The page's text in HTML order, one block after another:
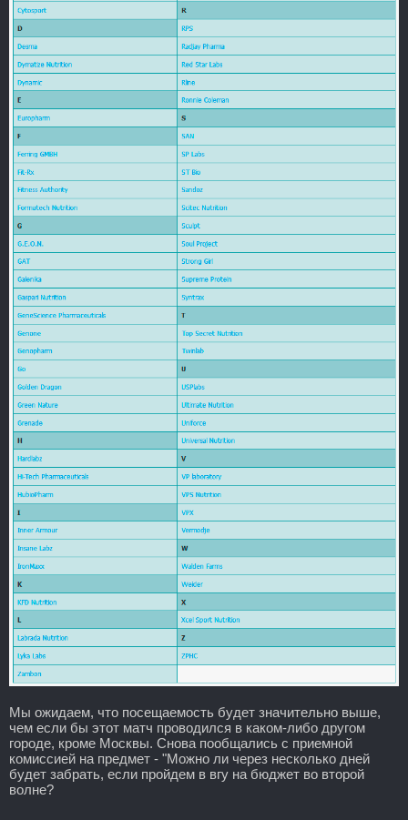
Мы ожидаем, что посещаемость будет значительно выше,
чем если бы этот матч проводился в каком-либо другом
городе, кроме Москвы. Снова пообщались с приемной
комиссией на предмет - "Можно ли через несколько дней
будет забрать, если пройдем в вгу на бюджет во второй
волне?